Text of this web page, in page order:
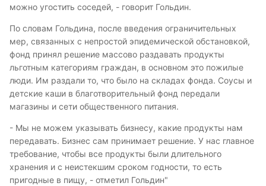
можно угостить соседей, - говорит Гольдин.
По словам Гольдина, после введения ограничительных
мер, связанных с непростой эпидемической обстановкой,
фонд принял решение массово раздавать продукты
льготным категориям граждан, в основном это пожилые
люди. Им раздали то, что было на складах фонда. Соусы и
детские каши в благотворительный фонд передали
магазины и сети общественного питания.
- Мы не можем указывать бизнесу, какие продукты нам
передавать. Бизнес сам принимает решение. У нас главное
требование, чтобы все продукты были длительного
хранения и с неистекшим сроком годности, то есть
пригодные в пищу, - отметил Гольдин"